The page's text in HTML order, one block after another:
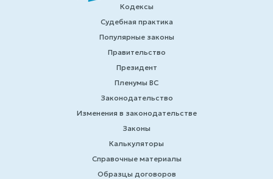
Кодексы
Судебная практика
Популярные законы
Правительство
Президент
Пленумы ВС
Законодательство
Изменения в законодательстве
Законы
Калькуляторы
Справочные материалы
Образцы договоров